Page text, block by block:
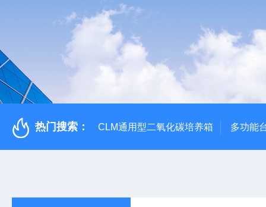
热门搜索： CLM通用型二氧化碳培养箱 多功能